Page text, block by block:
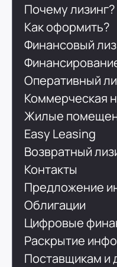
Почему лизинг?
Как оформить?
Финансовый
Оперативный
Коммерческая
Жилые
Easy Leasing
Возвратный
Контакты
Предложение
Облигации
Цифровые
Раскрытие
Поставщикам и